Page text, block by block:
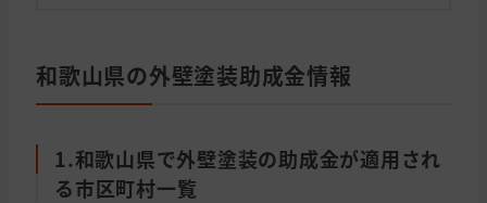
和歌山県の外壁塗装助成金情報
1.和歌山県で外壁塗装の助成金が適用され
る市区町村一覧